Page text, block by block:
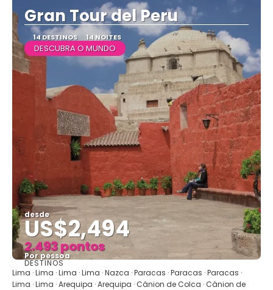
Gran Tour del Peru
14 DESTINOS 14 NOITES
DESCUBRA O MUNDO
desde
US$2,494
2.493 pontos
Por pessoa
Vejo
DESTINOS
Lima · Lima · Lima · Lima · Nazca · Paracas · Paracas · Paracas ·
Lima · Lima · Arequipa · Arequipa · Cânion de Colca · Cânion de